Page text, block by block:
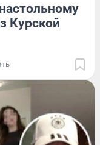
Курской